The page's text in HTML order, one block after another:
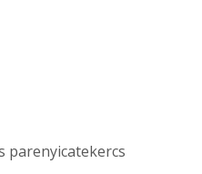
parenyicatekercs